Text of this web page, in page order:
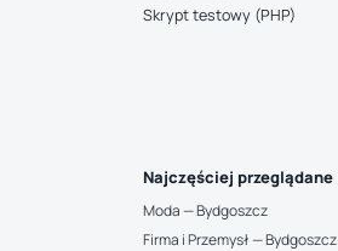
Skrypt testowy (PHP)
Najczęściej przeglądane
Moda — Bydgoszcz
Firma i Przemysł — Bydgoszcz